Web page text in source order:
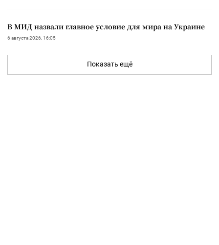
В МИД назвали главное условие для мира на Украине
6 августа 2026, 16:05
Показать ещё